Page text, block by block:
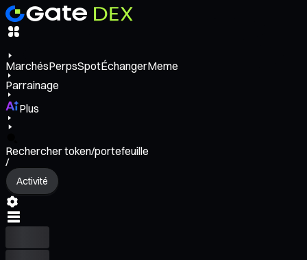
MarchésPerpsSpotÉchangerMeme
Parrainage
Plus
Rechercher token/portefeuille
/
Activité